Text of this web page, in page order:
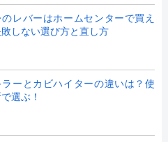
のレバーはホームセンターで買え
しない選び方と直し方
ラーとカビハイターの違いは？使
選ぶ！